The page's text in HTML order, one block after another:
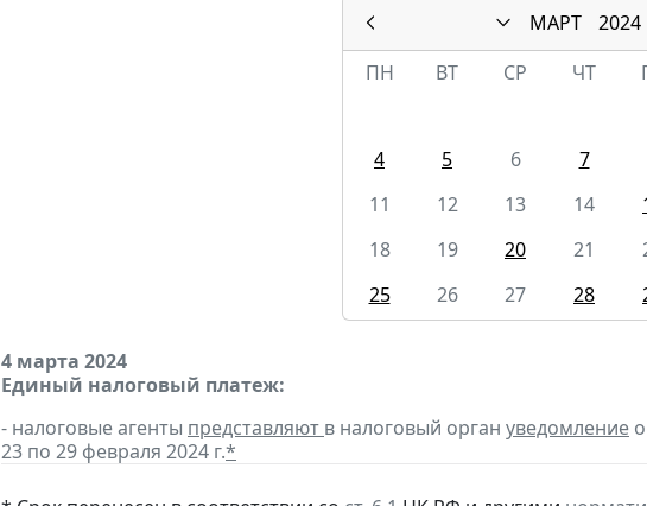
МАРТ
2024
ПН
ВТ СР ЧТ
4
5 6 7
11
12 13 14
18
19 20 21
25
26 27 28
4 марта 2024
Единый налоговый платеж:
- налоговые агенты представляют в налоговый орган уведомление
23 по 29 февраля 2024 г.*